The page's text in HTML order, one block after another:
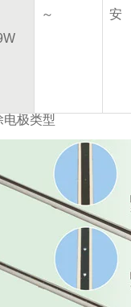
～
安
电极类型